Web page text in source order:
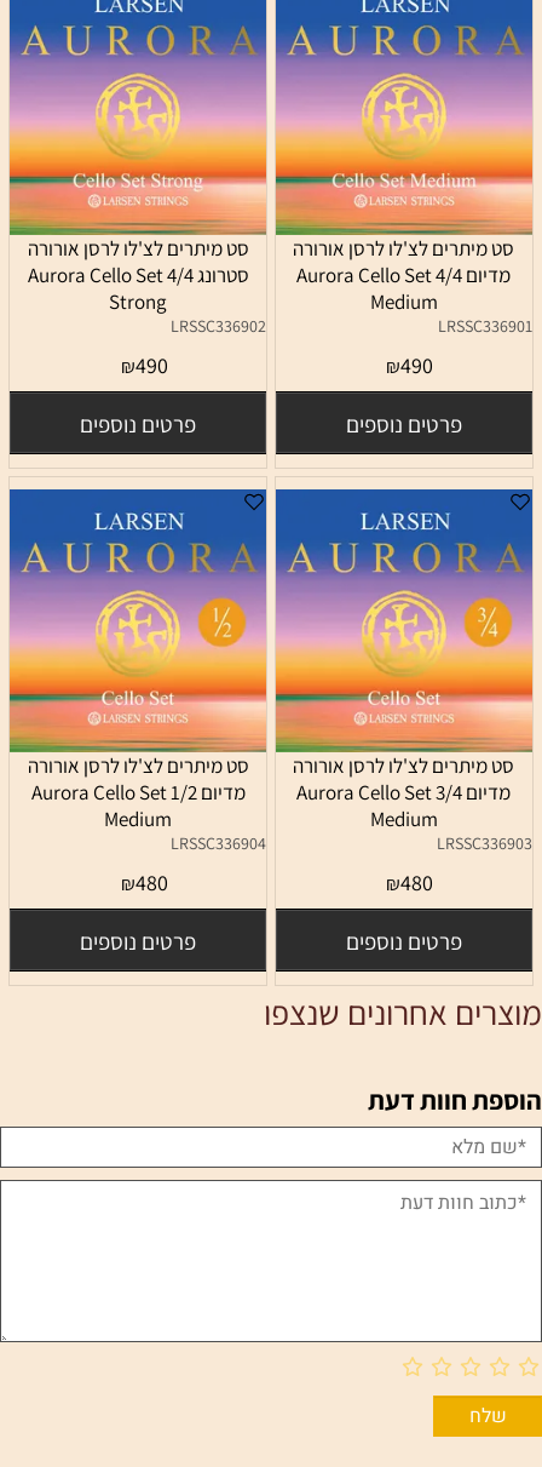
סט מיתרים לצ'לו לרסן אורורה
מדיום 4/4 Aurora Cello Set
Medium
LRSSC336901
₪490
פרטים נוספים
סט מיתרים לצ'לו לרסן אורורה
סטרונג 4/4 Aurora Cello Set
Strong
LRSSC336902
₪490
פרטים נוספים
סט מיתרים לצ'לו לרסן אורורה
מדיום 3/4 Aurora Cello Set
Medium
LRSSC336903
₪480
פרטים נוספים
סט מיתרים לצ'לו לרסן אורורה
מדיום 1/2 Aurora Cello Set
Medium
LRSSC336904
₪480
פרטים נוספים
מוצרים אחרונים שנצפו
הוספת חוות דעת